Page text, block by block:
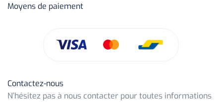
Moyens de paiement
Contactez-nous
N’hésitez pas à nous contacter pour toutes informations